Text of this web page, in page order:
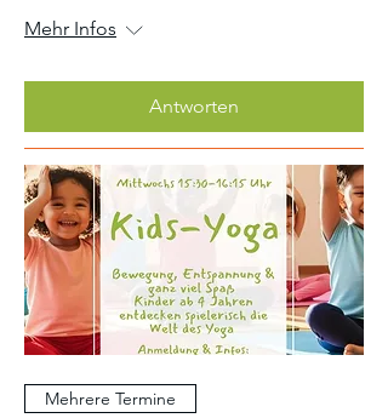
Mehr Infos
Antworten
Mehrere Termine